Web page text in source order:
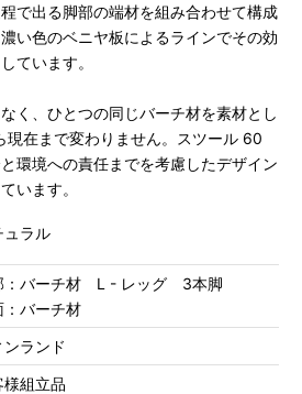
で出る脚部の端材を組み合わせて構成
い色のベニヤ板によるラインでその効
ています。
く、ひとつの同じバーチ材を素材とし
在まで変わりません。スツール 60
環境への責任までを考慮したデザイン
います。
ュラル
：バーチ材 L - レッグ 3本脚
：バーチ材
ンランド
様組立品